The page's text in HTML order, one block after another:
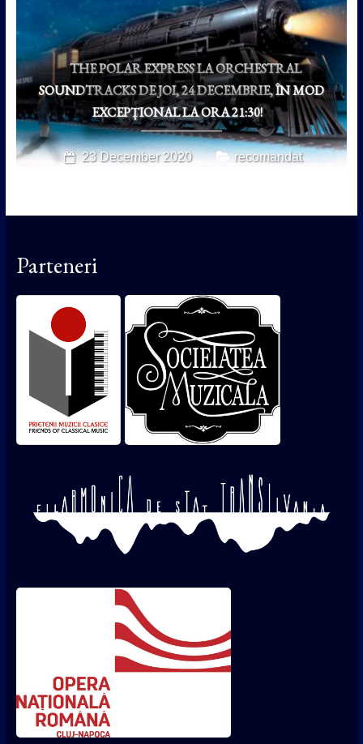
THE POLAR EXPRESS LA ORCHESTRAL
SOUNDTRACKS DE JOI, 24 DECEMBRIE, ÎN MOD
EXCEPȚIONAL LA ORA 21:30!
23 December 2020 recomandat
Parteneri